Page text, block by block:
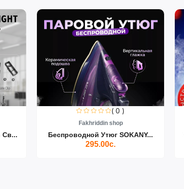
Св...
( 0 )
Fakhriddin shop
Беспроводной Утюг SOKANY...
295.00с.